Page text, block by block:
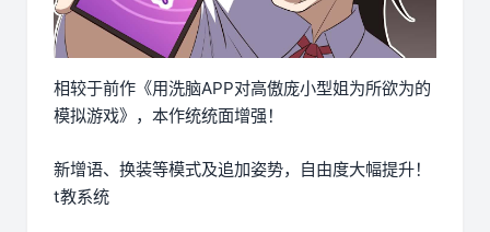
相较于前作《用洗脑APP对高傲庞小型姐为所欲为的
模拟游戏》，本作统统面增强！
新增语、换装等模式及追加姿势，自由度大幅提升！
t教系统